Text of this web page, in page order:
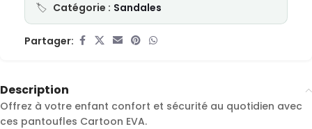
Catégorie : Sandales
Partager:
Description
Offrez à votre enfant confort et sécurité au quotidien avec
ces pantoufles Cartoon EVA.